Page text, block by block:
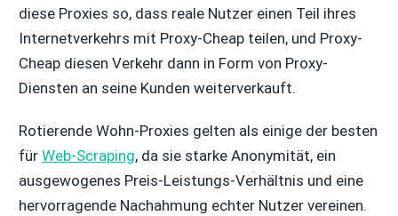
diese Proxies so, dass reale Nutzer einen Teil ihres
Internetverkehrs mit Proxy-Cheap teilen, und Proxy-
Cheap diesen Verkehr dann in Form von Proxy-
Diensten an seine Kunden weiterverkauft.
Rotierende Wohn-Proxies gelten als einige der besten
für Web-Scraping, da sie starke Anonymität, ein
ausgewogenes Preis-Leistungs-Verhältnis und eine
hervorragende Nachahmung echter Nutzer vereinen.